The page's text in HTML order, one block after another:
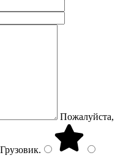
Пожалуйста,
Грузовик.